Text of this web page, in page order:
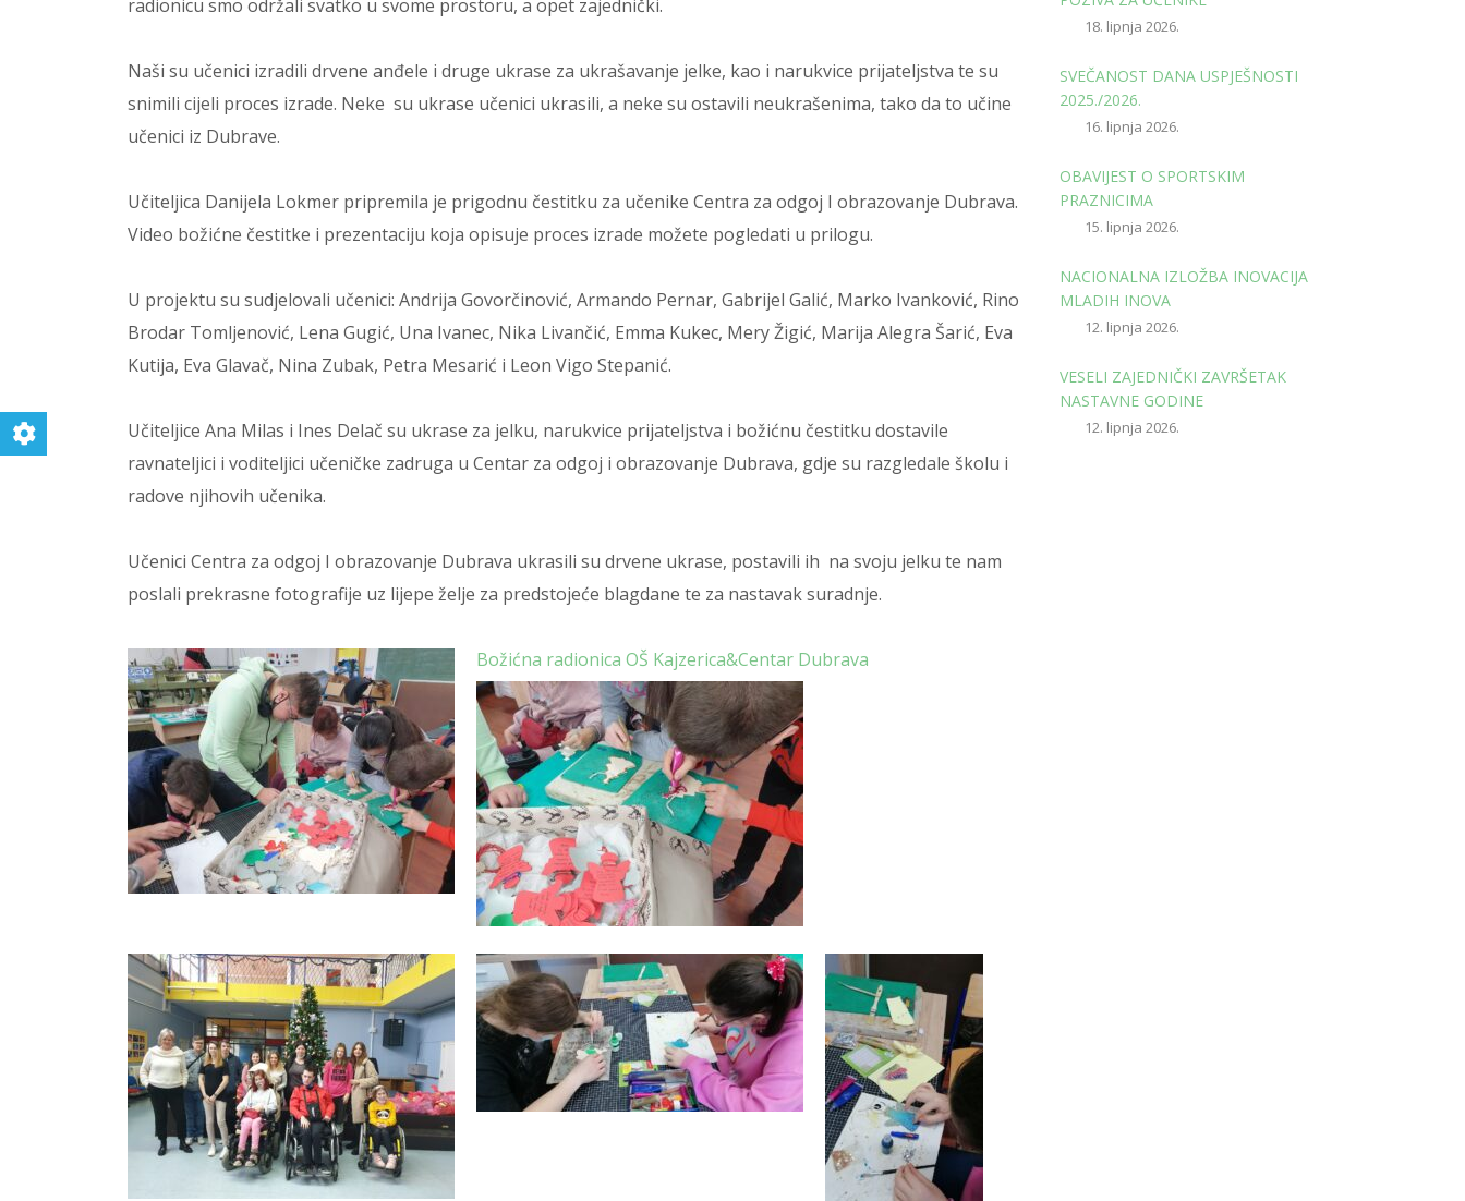
radionicu smo održali svatko u svome prostoru, a opet zajednički.
Naši su učenici izradili drvene anđele i druge ukrase za ukrašavanje jelke, kao i narukvice prijateljstva te su
snimili cijeli proces izrade. Neke su ukrase učenici ukrasili, a neke su ostavili neukrašenima, tako da to učine
učenici iz Dubrave.
Učiteljica Danijela Lokmer pripremila je prigodnu čestitku za učenike Centra za odgoj I obrazovanje Dubrava.
Video božićne čestitke i prezentaciju koja opisuje proces izrade možete pogledati u prilogu.
U projektu su sudjelovali učenici: Andrija Govorčinović, Armando Pernar, Gabrijel Galić, Marko Ivanković, Rino
Brodar Tomljenović, Lena Gugić, Una Ivanec, Nika Livančić, Emma Kukec, Mery Žigić, Marija Alegra Šarić, Eva
Kutija, Eva Glavač, Nina Zubak, Petra Mesarić i Leon Vigo Stepanić.
Učiteljice Ana Milas i Ines Delač su ukrase za jelku, narukvice prijateljstva i božićnu čestitku dostavile
ravnateljici i voditeljici učeničke zadruga u Centar za odgoj i obrazovanje Dubrava, gdje su razgledale školu i
radove njihovih učenika.
Učenici Centra za odgoj I obrazovanje Dubrava ukrasili su drvene ukrase, postavili ih na svoju jelku te nam
poslali prekrasne fotografije uz lijepe želje za predstojeće blagdane te za nastavak suradnje.
Božićna radionica OŠ Kajzerica&Centar Dubrava
18. lipnja 2026.
SVEČANOST DANA USPJEŠNOSTI
2025./2026.
16. lipnja 2026.
OBAVIJEST O SPORTSKIM
PRAZNICIMA
15. lipnja 2026.
NACIONALNA IZLOŽBA INOVACIJA
MLADIH INOVA
12. lipnja 2026.
VESELI ZAJEDNIČKI ZAVRŠETAK
NASTAVNE GODINE
12. lipnja 2026.